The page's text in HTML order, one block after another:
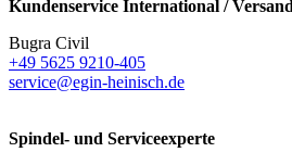
Kundenservice International / Versand
Bugra Civil
+49 5625 9210-405
service@egin-heinisch.de
Spindel- und Serviceexperte